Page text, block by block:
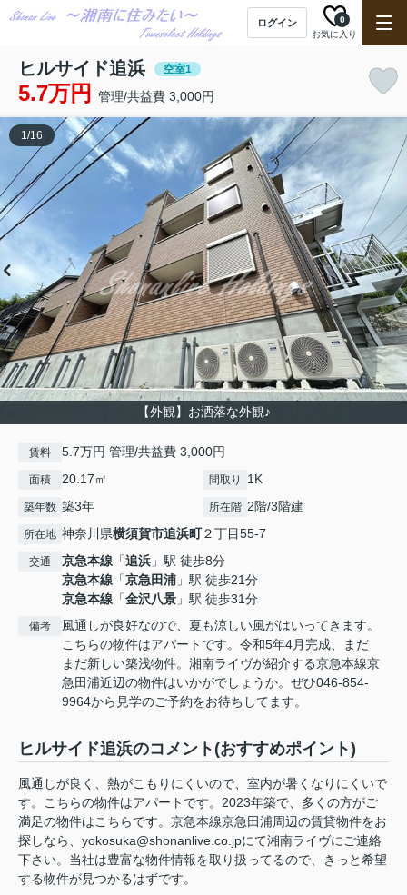
ログイン
お気に入り
0
ヒルサイド追浜 空室1
5.7万円 管理/共益費 3,000円
【外観】お洒落な外観♪
1/16
賃料 5.7万円 管理/共益費 3,000円
面積 20.17㎡ 間取り 1K
築年数 築3年 所在階 2階/3階建
所在地 神奈川県横須賀市追浜町２丁目55-7
交通 京急本線 「追浜 」駅 徒歩8分
京急本線 「京急田浦 」駅 徒歩21分
京急本線 「金沢八景 」駅 徒歩31分
備考
風通しが良好なので、夏も涼しい風がはいってきます。
こちらの物件はアパートです。令和5年4月完成、まだ
まだ新しい築浅物件。湘南ライヴが紹介する京急本線京
急田浦近辺の物件はいかがでしょうか。ぜひ046-854-
9964から見学のご予約をお待ちしてます。
ヒルサイド追浜のコメント(おすすめポイント)
風通しが良く、熱がこもりにくいので、室内が暑くなりにくいで
す。こちらの物件はアパートです。2023年築で、多くの方がご
満足の物件はこちらです。京急本線京急田浦周辺の賃貸物件をお
探しなら、yokosuka@shonanlive.co.jpにて湘南ライヴにご連絡
下さい。当社は豊富な物件情報を取り扱ってるので、きっと希望
する物件が見つかるはずです。